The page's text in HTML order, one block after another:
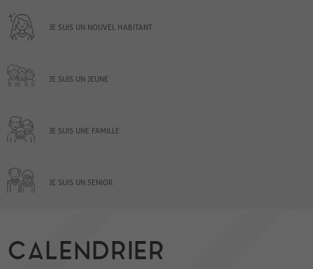
JE SUIS UN NOUVEL HABITANT
JE SUIS UN JEUNE
JE SUIS UNE FAMILLE
JE SUIS UN SENIOR
CALENDRIER